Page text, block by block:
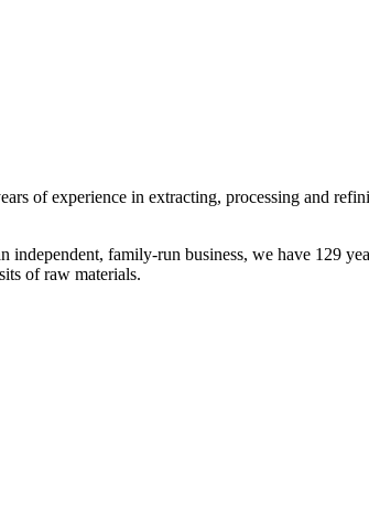
of experience in extracting, processing and
independent, family-run business, we have 129
of raw materials.